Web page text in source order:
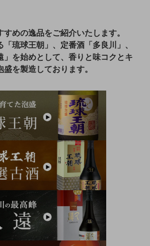
すめの逸品をご紹介いたします。
琉球王朝」、定番酒「多良川」、
」を始めとして、香りと味コクとキ
盛を製造しております。